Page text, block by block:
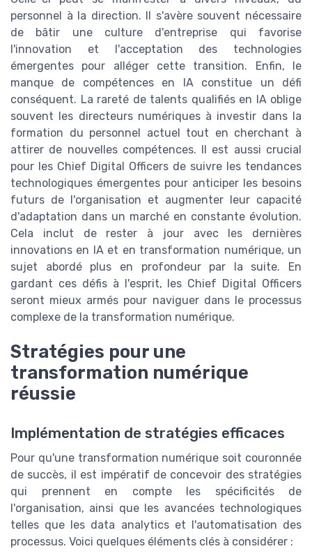
personnel à la direction. Il s'avère souvent nécessaire
de bâtir une culture d'entreprise qui favorise
l'innovation et l'acceptation des technologies
émergentes pour alléger cette transition. Enfin, le
manque de compétences en IA constitue un défi
conséquent. La rareté de talents qualifiés en IA oblige
souvent les directeurs numériques à investir dans la
formation du personnel actuel tout en cherchant à
attirer de nouvelles compétences. Il est aussi crucial
pour les Chief Digital Officers de suivre les tendances
technologiques émergentes pour anticiper les besoins
futurs de l'organisation et augmenter leur capacité
d'adaptation dans un marché en constante évolution.
Cela inclut de rester à jour avec les dernières
innovations en IA et en transformation numérique, un
sujet abordé plus en profondeur par la suite. En
gardant ces défis à l'esprit, les Chief Digital Officers
seront mieux armés pour naviguer dans le processus
complexe de la transformation numérique.
Stratégies pour une
transformation numérique
réussie
Implémentation de stratégies efficaces
Pour qu'une transformation numérique soit couronnée
de succès, il est impératif de concevoir des stratégies
qui prennent en compte les spécificités de
l'organisation, ainsi que les avancées technologiques
telles que les data analytics et l'automatisation des
processus. Voici quelques éléments clés à considérer :